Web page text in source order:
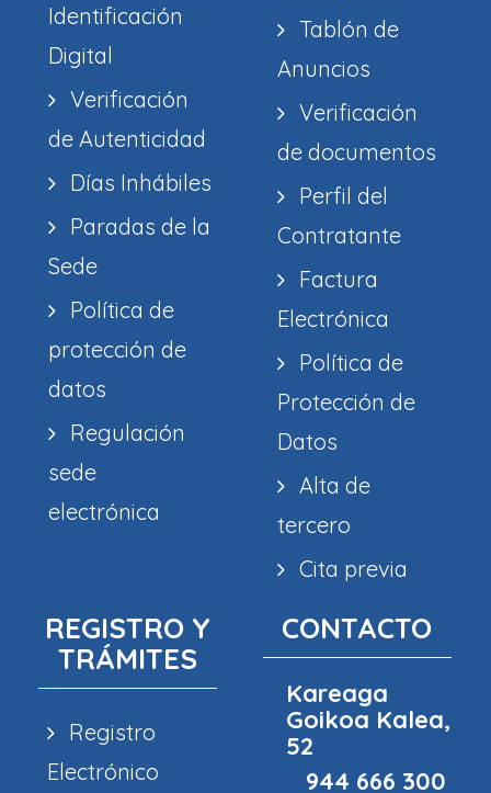
Identificación
Digital
Verificación
de Autenticidad
Días Inhábiles
Paradas de la
Sede
Política de
protección de
datos
Regulación
sede
electrónica
Tablón de
Anuncios
Verificación
de documentos
Perfil del
Contratante
Factura
Electrónica
Política de
Protección de
Datos
Alta de
tercero
Cita previa
REGISTRO Y
TRÁMITES
Registro
Electrónico
CONTACTO
Kareaga
Goikoa Kalea,
52
944 666 300